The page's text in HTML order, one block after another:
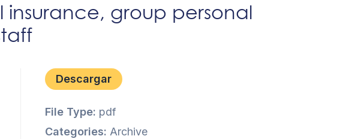
insurance, group personal
Descargar
File Type: pdf
Categories: Archive